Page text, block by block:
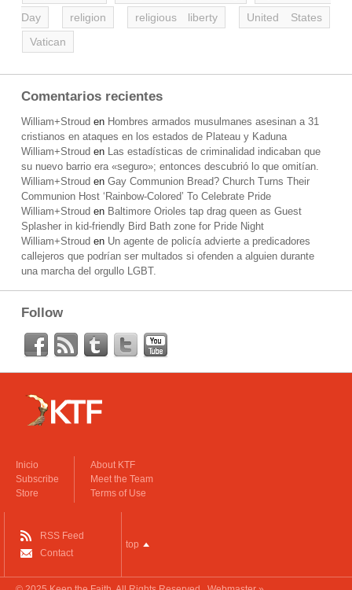
Day
religion religious liberty
United States
Vatican
Comentarios recientes
William+Stroud en Hombres armados musulmanes asesinan a 31
cristianos en ataques en los estados de Plateau y Kaduna
William+Stroud en Las estadísticas de criminalidad indicaban que
su nuevo barrio era «seguro»; entonces descubrió lo que omitían.
William+Stroud en Gay Communion Bread? Church Turns Their
Communion Host ‘Rainbow-Colored’ To Celebrate Pride
William+Stroud en Baltimore Orioles tap drag queen as Guest
Splasher in kid-friendly Bird Bath zone for Pride Night
William+Stroud en Un agente de policía advierte a predicadores
callejeros que podrían ser multados si ofenden a alguien durante
una marcha del orgullo LGBT.
Follow
Inicio
Subscribe
Store
About KTF
Meet the Team
Terms of Use
RSS Feed
Contact
top